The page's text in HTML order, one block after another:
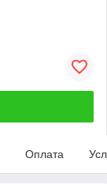
Оплата